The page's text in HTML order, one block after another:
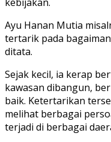
Ayu Hanan Mutia
tertarik pada
ditata.
Sejak kecil, ia kerap
kawasan dibangun,
baik. Ketertarikan
melihat berbagai
terjadi di berbagai